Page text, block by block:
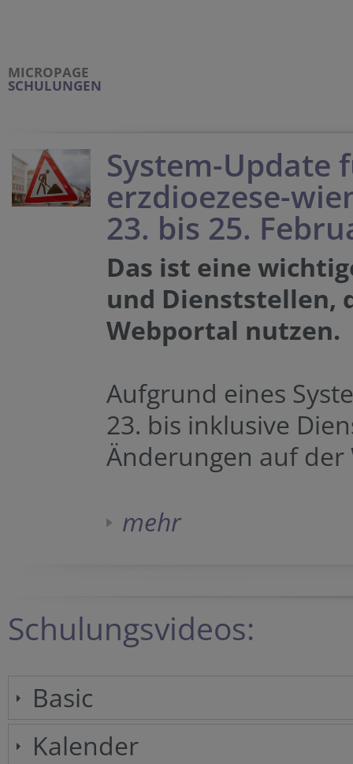
MICROPAGE
SCHULUNGEN
System-Update
erzdioezese-
23. bis 25.
Das ist eine
und Dienststellen,
Webportal nutzen.
Aufgrund eines
23. bis inklusive
Änderungen auf
mehr
Schulungsvideos:
Basic
Kalender